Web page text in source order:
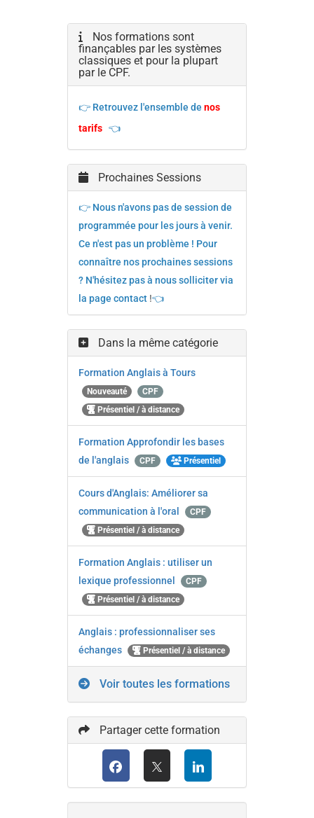
Nos formations sont
finançables par les systèmes
classiques et pour la plupart
par le CPF.
👉 Retrouvez l'ensemble de nos
tarifs 👈
Prochaines Sessions
👉 Nous n'avons pas de session de
programmée pour les jours à venir.
Ce n'est pas un problème ! Pour
connaître nos prochaines sessions
? N'hésitez pas à nous solliciter via
la page contact!👈
Dans la même catégorie
Formation Anglais à Tours
Nouveauté
CPF
Présentiel / à distance
Formation Approfondir les bases
de l'anglais
CPF Présentiel
Cours d'Anglais: Améliorer sa
communication à l'oral
CPF
Présentiel / à distance
Formation Anglais : utiliser un
lexique professionnel
CPF
Présentiel / à distance
Anglais : professionnaliser ses
échanges
Présentiel / à distance
Voir toutes les formations
Partager cette formation